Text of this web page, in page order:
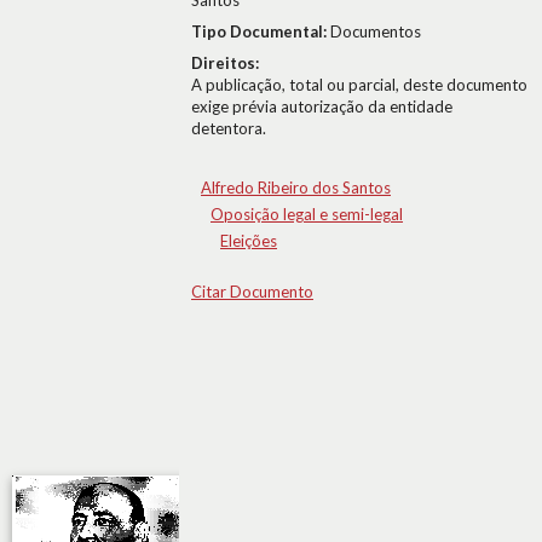
Tipo Documental:Documentos
Direitos:
A publicação, total ou parcial, deste documento
exige prévia autorização da entidade
detentora.
Alfredo Ribeiro dos Santos
Oposição legal e semi-legal
Eleições
Citar Documento